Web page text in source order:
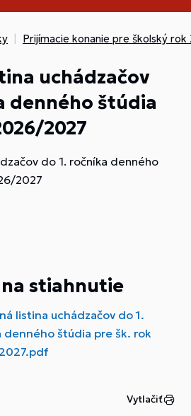
Prijímacie konanie pre školský
uchádzačov
denného štúdia
2027
do 1. ročníka denného
2027
stiahnutie
listina uchádzačov do 1.
denného štúdia pre šk. rok
Vytlačiť